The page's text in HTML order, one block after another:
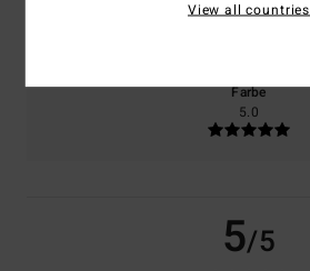
Farbe
5.0
5/5
View all countries